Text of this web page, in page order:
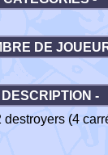
DE
DESCRIPTION -
(4